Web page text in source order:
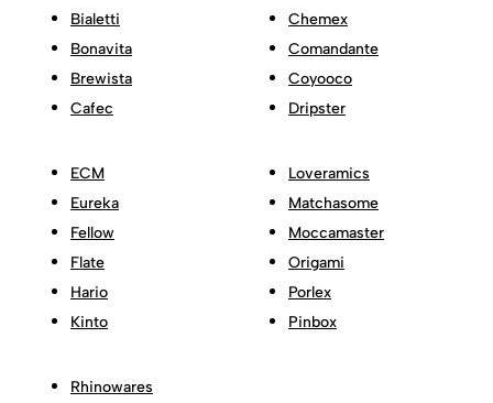
Bialetti
Bonavita
Brewista
Cafec
Chemex
Comandante
Coyooco
Dripster
ECM
Eureka
Fellow
Flate
Hario
Kinto
Loveramics
Matchasome
Moccamaster
Origami
Porlex
Pinbox
Rhinowares